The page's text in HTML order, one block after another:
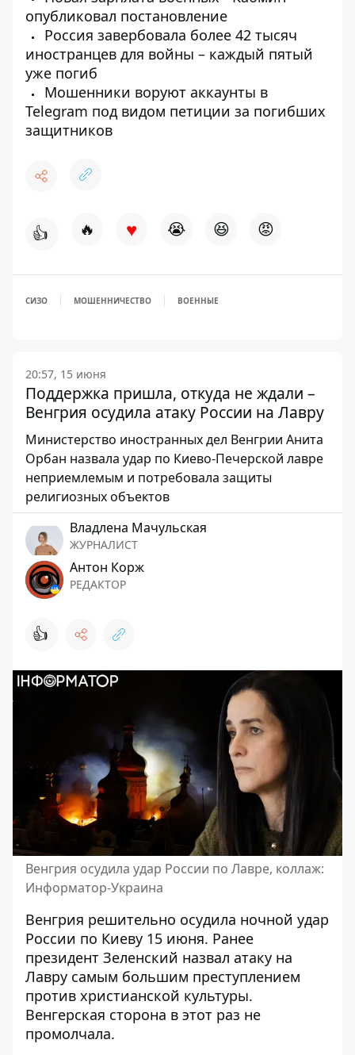
опубликовал постановление
Россия завербовала более 42 тысяч
иностранцев для войны – каждый пятый
уже погиб
Мошенники воруют аккаунты в
Telegram под видом петиции за погибших
защитников
👍 🔥 ♥ 😭 😆 😡
СИЗО МОШЕННИЧЕСТВО ВОЕННЫЕ
20:57, 15 июня
Поддержка пришла, откуда не ждали –
Венгрия осудила атаку России на Лавру
Министерство иностранных дел Венгрии Анита
Орбан назвала удар по Киево-Печерской лавре
неприемлемым и потребовала защиты
религиозных объектов
Владлена Мачульская
ЖУРНАЛИСТ
Антон Корж
РЕДАКТОР
👍
Венгрия осудила удар России по Лавре, коллаж:
Информатор-Украина
Венгрия решительно осудила ночной удар
России по Киеву 15 июня. Ранее
президент Зеленский назвал атаку на
Лавру самым большим преступлением
против христианской культуры.
Венгерская сторона в этот раз не
промолчала.